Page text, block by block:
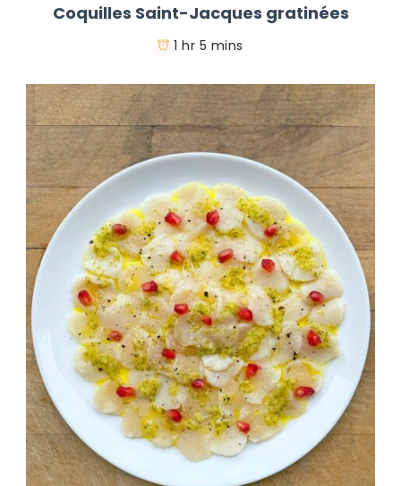
Coquilles Saint-Jacques gratinées
1 hr 5 mins